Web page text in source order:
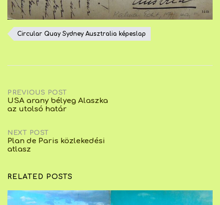
Circular Quay Sydney Ausztralia képeslap
Post
PREVIOUS POST
USA arany bélyeg Alaszka
az utolsó határ
NEXT POST
Plan de Paris közlekedési
atlasz
RELATED POSTS